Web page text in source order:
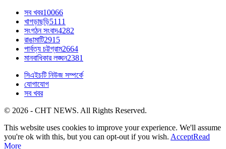
সব খবর10066
খাগড়াছড়ি5111
সংগঠন সংবাদ4282
রাঙামাটি2915
পার্বত্য চট্টগ্রাম2664
মানবাধিকার লঙ্ঘন2381
সিএইচটি নিউজ সম্পর্কে
যোগাযোগ
সব খবর
© 2026 - CHT NEWS. All Rights Reserved.
This website uses cookies to improve your experience. We'll assume
you're ok with this, but you can opt-out if you wish. AcceptRead
More